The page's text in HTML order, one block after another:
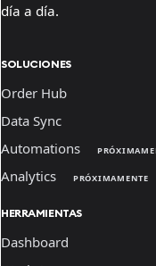
día a día.
SOLUCIONES
Order Hub
Data Sync
Automations
Analytics PRÓXIMAMENTE
HERRAMIENTAS
Dashboard